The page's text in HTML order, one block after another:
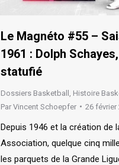
Le Magnéto #55 –
1961 : Dolph
statufié
Dossiers Basketball Histoire
Par Vincent Schoepfer 26 février
Depuis 1946 et la création de
Association, quelque cinq
les parquets de la Grande